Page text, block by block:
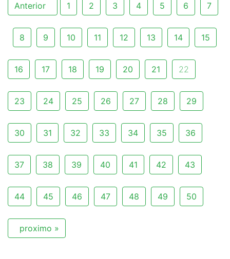
Anterior 1 2 3 4 5 6 7
8 9 10 11 12 13 14 15
16 17 18 19 20 21 22
23 24 25 26 27 28 29
30 31 32 33 34 35 36
37 38 39 40 41 42 43
44 45 46 47 48 49 50
proximo »